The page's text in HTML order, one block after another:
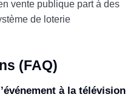
vente publique part à des
de loterie
(FAQ)
à la télévision